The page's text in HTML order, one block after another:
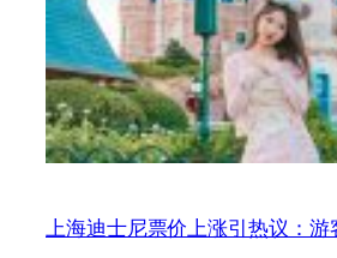
上海迪士尼票价上涨引热议：游